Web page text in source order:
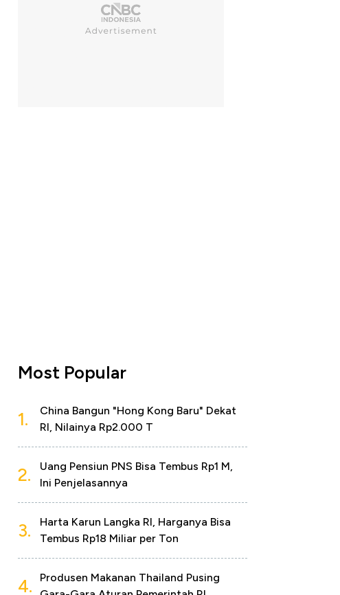
Most Popular
1.
China Bangun "Hong Kong Baru" Dekat
RI, Nilainya Rp2.000 T
2.
Uang Pensiun PNS Bisa Tembus Rp1 M,
Ini Penjelasannya
3.
Harta Karun Langka RI, Harganya Bisa
Tembus Rp18 Miliar per Ton
4.
Produsen Makanan Thailand Pusing